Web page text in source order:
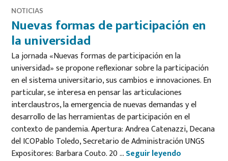
NOTICIAS
Nuevas formas de participación en
la universidad
La jornada «Nuevas formas de participación en la
universidad» se propone reflexionar sobre la participación
en el sistema universitario, sus cambios e innovaciones. En
particular, se interesa en pensar las articulaciones
interclaustros, la emergencia de nuevas demandas y el
desarrollo de las herramientas de participación en el
contexto de pandemia. Apertura: Andrea Catenazzi, Decana
del ICOPablo Toledo, Secretario de Administración UNGS
Expositores: Barbara Couto. 20 …Seguir leyendo